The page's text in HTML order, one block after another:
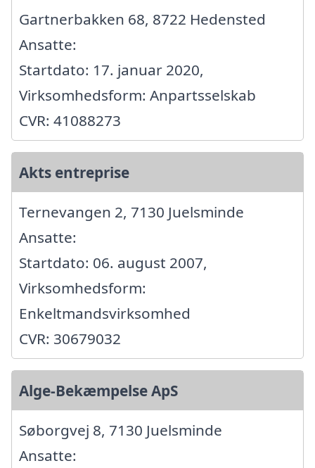
Gartnerbakken 68, 8722 Hedensted
Ansatte:
Startdato: 17. januar 2020,
Virksomhedsform: Anpartsselskab
CVR: 41088273
Akts entreprise
Ternevangen 2, 7130 Juelsminde
Ansatte:
Startdato: 06. august 2007,
Virksomhedsform:
Enkeltmandsvirksomhed
CVR: 30679032
Alge-Bekæmpelse ApS
Søborgvej 8, 7130 Juelsminde
Ansatte: